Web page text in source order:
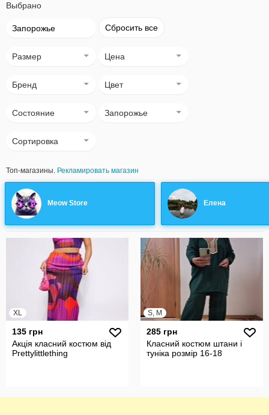
Выбрано
Запорожье Сбросить все
Размер Цена
Бренд Цвет
Состояние Запорожье
Сортировка
Топ-магазины. Рекламировать магазин
Meow Store Елена
XL
135 грн
Акція класний костюм від
Prettylittlething
S, M
285 грн
Класний костюм штани і
туніка розмір 16-18